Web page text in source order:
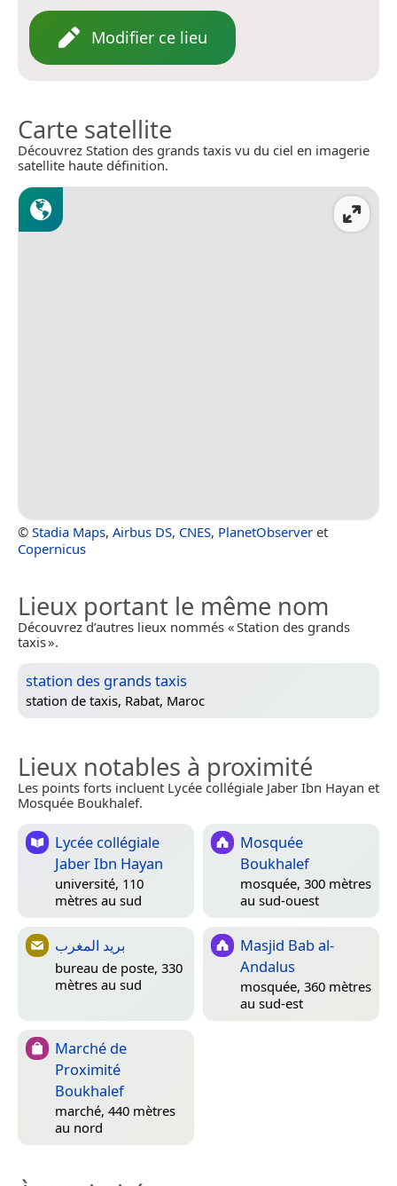
Modifier ce lieu
Carte satellite
Découvrez Station des grands taxis vu du ciel en imagerie
satellite haute définition.
© Stadia Maps, Airbus DS, CNES, PlanetObserver et
Copernicus
Lieux portant le même nom
Découvrez d’autres lieux nommés « Station des grands
taxis ».
station des grands taxis
station de taxis, Rabat, Maroc
Lieux notables à proximité
Les points forts incluent Lycée collégiale Jaber Ibn Hayan et
Mosquée Boukhalef.
Lycée collégiale
Jaber Ibn Hayan
université, 110
mètres au sud
Mosquée
Boukhalef
mosquée, 300 mètres
au sud-ouest
بريد المغرب
bureau de poste, 330
mètres au sud
Masjid Bab al-
Andalus
mosquée, 360 mètres
au sud-est
Marché de
Proximité
Boukhalef
marché, 440 mètres
au nord